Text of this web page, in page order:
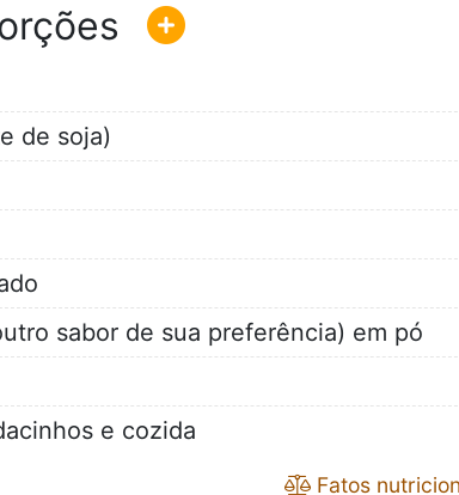
de soja)
sabor de sua preferência) em pó
e cozida
Fatos